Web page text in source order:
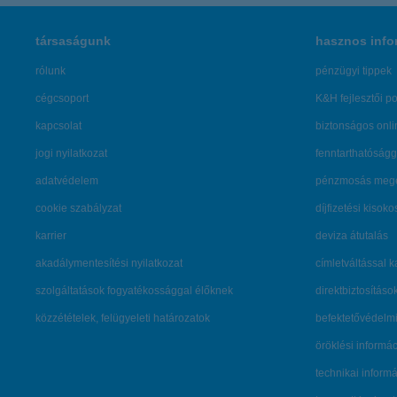
társaságunk
rólunk
cégcsoport
kapcsolat
jogi nyilatkozat
adatvédelem
cookie szabályzat
karrier
akadálymentesítési nyilatkozat
szolgáltatások fogyatékossággal élőknek
közzétételek, felügyeleti határozatok
hasznos
pénzügyi tippek
K&H fejlesztői
biztonságos
pénzmosás
díjfizetési
deviza átutalás
címletváltással
öröklési
technikai